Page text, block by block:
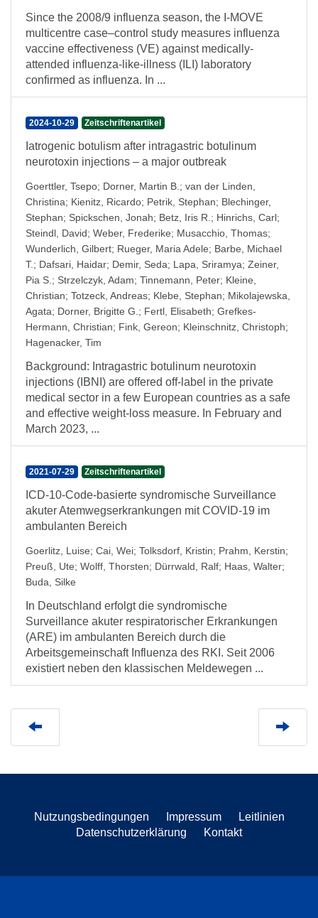
Since the 2008/9 influenza season, the I-MOVE
multicentre case–control study measures influenza
vaccine effectiveness (VE) against medically-
attended influenza-like-illness (ILI) laboratory
confirmed as influenza. In ...
2024-10-29 Zeitschriftenartikel
Iatrogenic botulism after intragastric botulinum
neurotoxin injections – a major outbreak
Goerttler, Tsepo; Dorner, Martin B. ; van der Linden,
Christina; Kienitz, Ricardo; Petrik, Stephan; Blechinger,
Stephan; Spickschen, Jonah; Betz, Iris R. ; Hinrichs, Carl;
Steindl, David; Weber, Frederike; Musacchio, Thomas;
Wunderlich, Gilbert; Rueger, Maria Adele; Barbe, Michael
T.; Dafsari, Haidar; Demir, Seda; Lapa, Sriramya; Zeiner,
Pia S. ; Strzelczyk, Adam; Tinnemann, Peter; Kleine,
Christian; Totzeck, Andreas; Klebe, Stephan; Mikolajewska,
Agata; Dorner, Brigitte G. ; Fertl, Elisabeth; Grefkes-
Hermann, Christian; Fink, Gereon; Kleinschnitz, Christoph;
Hagenacker, Tim
Background: Intragastric botulinum neurotoxin
injections (IBNI) are offered off-label in the private
medical sector in a few European countries as a safe
and effective weight-loss measure. In February and
March 2023, ...
2021-07-29 Zeitschriftenartikel
ICD-10-Code-basierte syndromische Surveillance
akuter Atemwegserkrankungen mit COVID-19 im
ambulanten Bereich
Goerlitz, Luise; Cai, Wei; Tolksdorf, Kristin; Prahm, Kerstin;
Preuß, Ute; Wolff, Thorsten; Dürrwald, Ralf; Haas, Walter;
Buda, Silke
In Deutschland erfolgt die syndromische
Surveillance akuter respiratorischer Erkrankungen
(ARE) im ambulanten Bereich durch die
Arbeitsgemeinschaft Influenza des RKI. Seit 2006
existiert neben den klassischen Meldewegen ...
Nutzungsbedingungen Impressum
Leitlinien
Datenschutzerklärung
Kontakt